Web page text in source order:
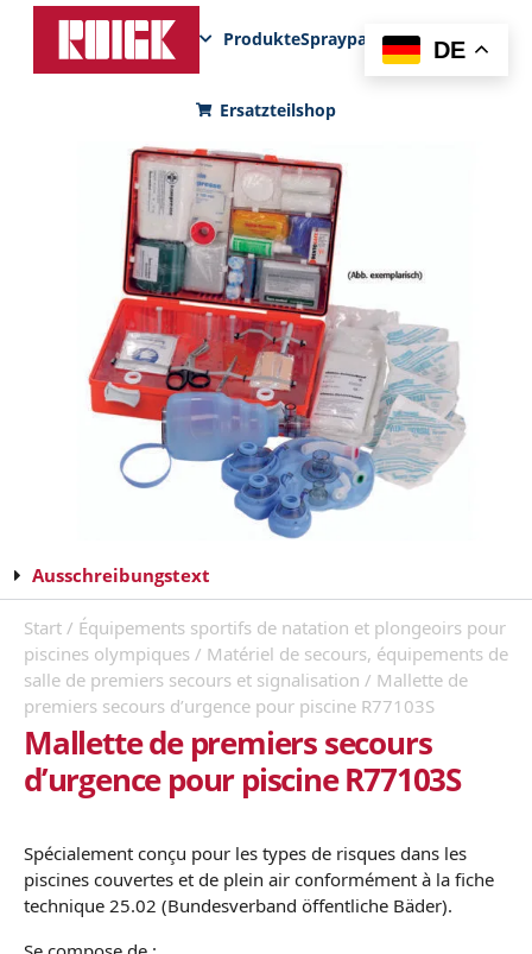
ProdukteSprayparksFunPadNews
Ersatzteilshop
Ausschreibungstext
Start / Équipements sportifs de natation et plongeoirs pour
piscines olympiques / Matériel de secours, équipements de
salle de premiers secours et signalisation / Mallette de
premiers secours d’urgence pour piscine R77103S
Mallette de premiers secours
d’urgence pour piscine R77103S
Spécialement conçu pour les types de risques dans les
piscines couvertes et de plein air conformément à la fiche
technique 25.02 (Bundesverband öffentliche Bäder).
DE